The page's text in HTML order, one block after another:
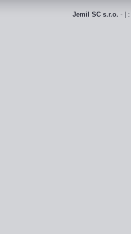
Jemil SC s.r.o. - |